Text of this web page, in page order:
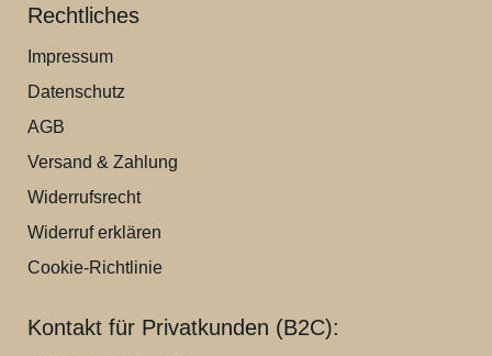
Rechtliches
Impressum
Datenschutz
AGB
Versand & Zahlung
Widerrufsrecht
Widerruf erklären
Cookie-Richtlinie
Kontakt für Privatkunden (B2C):